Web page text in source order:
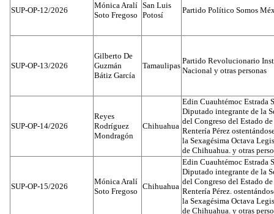
SUP-OP-12/2026
Mónica Aralí
Soto Fregoso
San Luis
Potosí
Partido Político Somos
SUP-OP-13/2026
Gilberto De
Guzmán
Bátiz García
Tamaulipas
Partido Revolucionario
Nacional y otras personas
SUP-OP-14/2026
Reyes
Rodríguez
Mondragón
Chihuahua
Edin Cuauhtémoc Estrada
Diputado integrante de la
del Congreso del Estado
Rentería Pérez
la Sexagésima Octava
de Chihuahua. y otras
SUP-OP-15/2026
Mónica Aralí
Soto Fregoso
Chihuahua
Edin Cuauhtémoc Estrada
Diputado integrante de la
del Congreso del Estado
Rentería Pérez.
la Sexagésima Octava
de Chihuahua. y otras